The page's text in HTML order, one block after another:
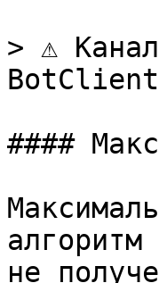
> ⚠️
BotClient
####
не